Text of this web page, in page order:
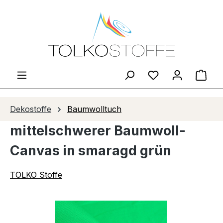
Zum Hauptinhalt springen
Du hast 0
Dekostoffe Baumwolltuch
mittelschwerer Baumwoll-
Canvas in smaragd grün
TOLKO Stoffe